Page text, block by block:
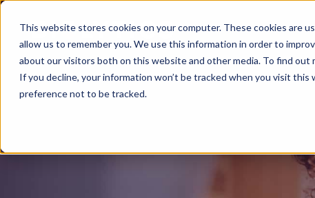
This website stores cookies on your computer. These cookies are
allow us to remember you. We use this information in order to
about our visitors both on this website and other media. To find out
If you decline, your information won’t be tracked when you visit
preference not to be tracked.